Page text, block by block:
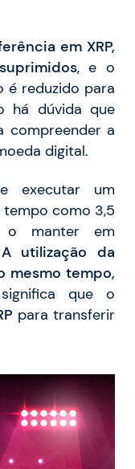
em XRP,
, e o
é reduzido para
há dúvida que
compreender a
digital.
executar um
como 3,5
o manter em
A utilização da
mesmo tempo,
que o
para transferir